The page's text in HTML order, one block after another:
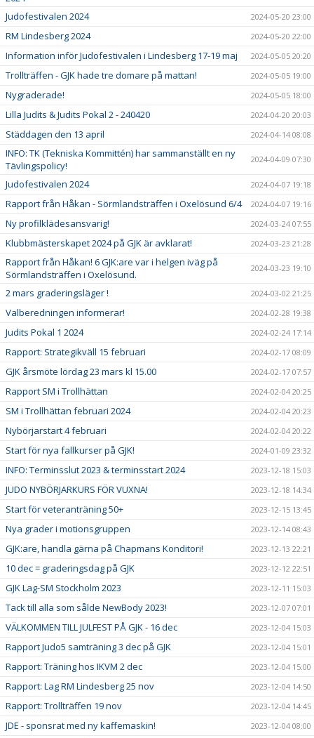
Judofestivalen 2024
2024-05-20 23:00
RM Lindesberg 2024 2024-05-20 22:00
Information inför Judofestivalen i Lindesberg 17-19 maj 2024-05-05 20:20
Trollträffen - GJK hade tre domare på mattan! 2024-05-05 19:00
Nygraderade! 2024-05-05 18:00
Lilla Judits & Judits Pokal 2 - 240420 2024-04-20 20:03
Städdagen den 13 april 2024-04-14 08:08
INFO: TK (Tekniska Kommittén) har sammanställt en ny
Tävlingspolicy!
2024-04-09 07:30
Judofestivalen 2024 2024-04-07 19:18
Rapport från Håkan - Sörmlandsträffen i Oxelösund 6/4 2024-04-07 19:16
Ny profilklädesansvarig! 2024-03-24 07:55
Klubbmästerskapet 2024 på GJK är avklarat! 2024-03-23 21:28
Rapport från Håkan! 6 GJK:are var i helgen iväg på
Sörmlandsträffen i Oxelösund.
2024-03-23 19:10
2 mars graderingsläger ! 2024-03-02 21:25
Valberedningen informerar! 2024-02-28 19:38
Judits Pokal 1 2024 2024-02-24 17:14
Rapport: Strategikväll 15 februari 2024-02-17 08:09
GJK årsmöte lördag 23 mars kl 15.00 2024-02-17 07:57
Rapport SM i Trollhättan 2024-02-04 20:25
SM i Trollhättan februari 2024 2024-02-04 20:23
Nybörjarstart 4 februari 2024-02-04 20:22
Start för nya fallkurser på GJK! 2024-01-09 23:32
INFO: Terminsslut 2023 & terminsstart 2024 2023-12-18 15:03
JUDO NYBÖRJARKURS FÖR VUXNA! 2023-12-18 14:34
Start för veteranträning 50+ 2023-12-15 13:45
Nya grader i motionsgruppen 2023-12-14 08:43
GJK:are, handla gärna på Chapmans Konditori! 2023-12-13 22:21
10 dec = graderingsdag på GJK 2023-12-12 22:51
GJK Lag-SM Stockholm 2023 2023-12-11 15:03
Tack till alla som sålde NewBody 2023! 2023-12-07 07:01
VÄLKOMMEN TILL JULFEST PÅ GJK - 16 dec 2023-12-04 15:03
Rapport Judo5 samträning 3 dec på GJK 2023-12-04 15:01
Rapport: Träning hos IKVM 2 dec 2023-12-04 15:00
Rapport: Lag RM Lindesberg 25 nov 2023-12-04 14:50
Rapport: Trollträffen 19 nov 2023-12-04 14:45
JDE - sponsrat med ny kaffemaskin! 2023-12-04 08:00